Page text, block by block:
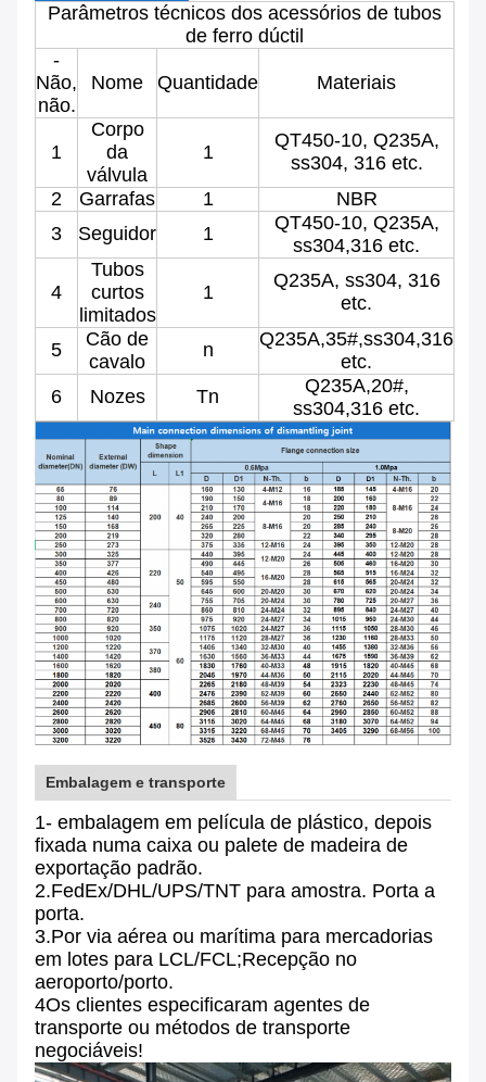
Parâmetros técnicos dos acessórios de tubos
de ferro dúctil
-
Não,
não.
Nome Quantidade Materiais
1
Corpo
da
válvula
1
QT450-10, Q235A,
ss304, 316 etc.
2
Garrafas 1
NBR
3
Seguidor 1
QT450-10, Q235A,
ss304,316 etc.
4
Tubos
curtos
limitados
1
Q235A, ss304, 316
etc.
5
Cão de
cavalo
n
Q235A,35#,ss304,316
etc.
6
Nozes Tn
Q235A,20#,
ss304,316 etc.
Embalagem e transporte
1- embalagem em película de plástico, depois
fixada numa caixa ou palete de madeira de
exportação padrão.
2.FedEx/DHL/UPS/TNT para amostra. Porta a
porta.
3.Por via aérea ou marítima para mercadorias
em lotes para LCL/FCL;Recepção no
aeroporto/porto.
4Os clientes especificaram agentes de
transporte ou métodos de transporte
negociáveis!